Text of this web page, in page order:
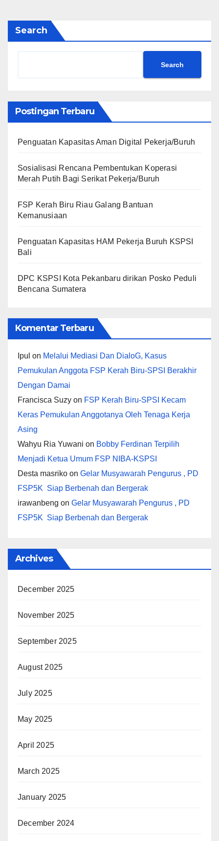
Search
Search
Postingan Terbaru
Penguatan Kapasitas Aman Digital Pekerja/Buruh
Sosialisasi Rencana Pembentukan Koperasi
Merah Putih Bagi Serikat Pekerja/Buruh
FSP Kerah Biru Riau Galang Bantuan
Kemanusiaan
Penguatan Kapasitas HAM Pekerja Buruh KSPSI
Bali
DPC KSPSI Kota Pekanbaru dirikan Posko Peduli
Bencana Sumatera
Komentar Terbaru
Ipul on Melalui Mediasi Dan DialoG, Kasus
Pemukulan Anggota FSP Kerah Biru-SPSI Berakhir
Dengan Damai
Francisca Suzy on FSP Kerah Biru-SPSI Kecam
Keras Pemukulan Anggotanya Oleh Tenaga Kerja
Asing
Wahyu Ria Yuwani on Bobby Ferdinan Terpilih
Menjadi Ketua Umum FSP NIBA-KSPSI
Desta masriko on Gelar Musyawarah Pengurus , PD
FSP5K Siap Berbenah dan Bergerak
irawanbeng on Gelar Musyawarah Pengurus , PD
FSP5K Siap Berbenah dan Bergerak
Archives
December 2025
November 2025
September 2025
August 2025
July 2025
May 2025
April 2025
March 2025
January 2025
December 2024